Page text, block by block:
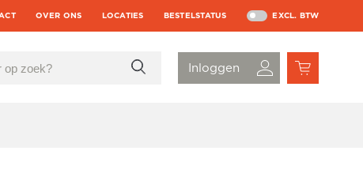
OVER ONS LOCATIES BESTELSTATUS EXCL. BTW